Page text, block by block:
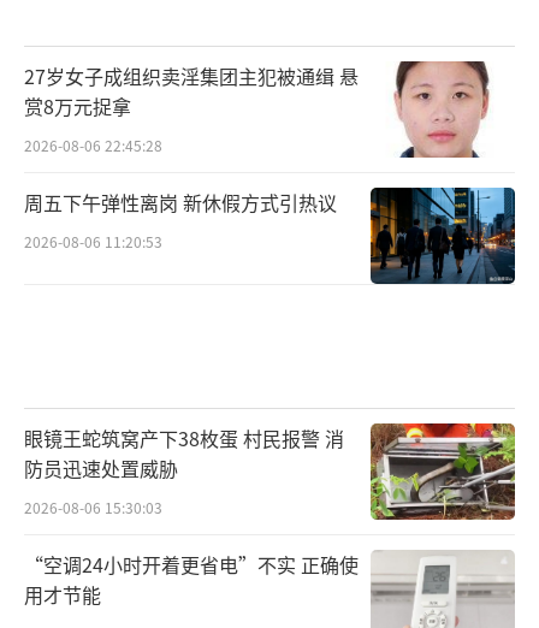
27岁女子成组织卖淫集团主犯被通缉 悬
赏8万元捉拿
2026-08-06 22:45:28
周五下午弹性离岗 新休假方式引热议
2026-08-06 11:20:53
眼镜王蛇筑窝产下38枚蛋 村民报警 消
防员迅速处置威胁
2026-08-06 15:30:03
“空调24小时开着更省电”不实 正确使
用才节能